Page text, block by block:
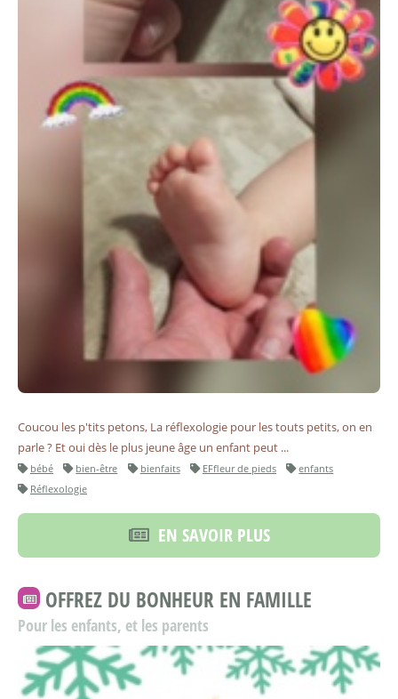
Coucou les p'tits petons, La réflexologie pour les touts petits, on en
parle ️? Et oui dès le plus jeune âge un enfant peut ...
bébé bien-être bienfaits EFfleur de pieds
enfants
Réflexologie
EN SAVOIR PLUS
OFFREZ DU BONHEUR EN FAMILLE
Pour les enfants, et les parents